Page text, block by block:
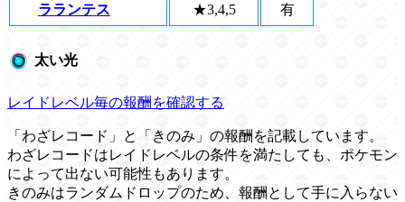
ラランテス ★3,4,5 有
太い光
レイドレベル毎の報酬を確認する
「わざレコード」と「きのみ」の報酬を記載しています。
わざレコードはレイドレベルの条件を満たしても、ポケモン
によって出ない可能性もあります。
きのみはランダムドロップのため、報酬として手に入らない